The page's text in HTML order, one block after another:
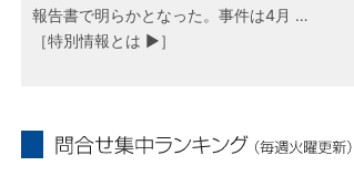
報告書で明らかとなった。事件は4月 …
［特別情報とは ▶］